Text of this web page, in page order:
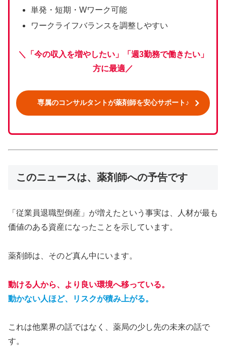
単発・短期・Wワーク可能
ワークライフバランスを調整しやすい
＼「今の収入を増やしたい」「週3勤務で働きたい」
方に最適 ／
専属のコンサルタントが薬剤師を安心サポート♪
このニュースは、薬剤師への予告です
「従業員退職型倒産」が増えたという事実は、人材が最も
価値のある資産になったことを示しています。
薬剤師は、そのど真ん中にいます。
動ける人から、より良い環境へ移っている。
動かない人ほど、リスクが積み上がる。
これは他業界の話ではなく、薬局の少し先の未来の話で
す。